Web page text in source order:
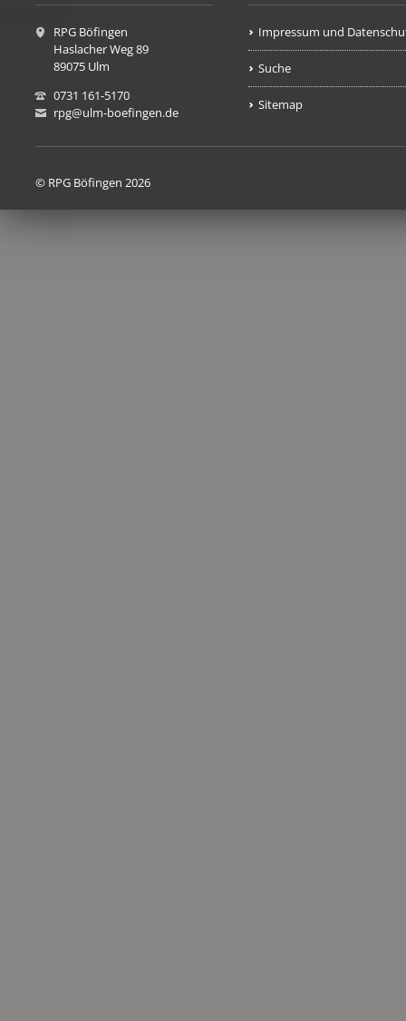
RPG Böfingen
Haslacher Weg 89
89075 Ulm
0731 161-5170
rpg@ulm-boefingen.de
Impressum und
Suche
Sitemap
© RPG Böfingen 2026